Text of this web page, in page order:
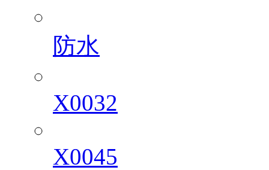
防水
X0032
X0045